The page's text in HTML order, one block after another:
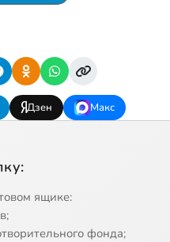
Дзен Макс
ящике:
фонда;